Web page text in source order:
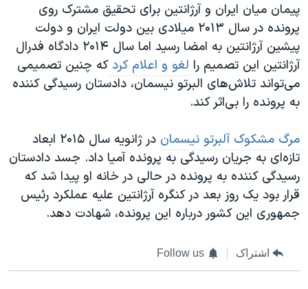
سفر پرزیدنت ترامپ به چین
پیمان میان ایران و آرژانتین برای تحقیق مشترک روی
پرونده در سال ۲۰۱۳ میلادی بین دولت ایران و دولت
پیشین آرژانتین به امضا رسید اما سال ۲۰۱۴ دادگاه فدرال
آرژانتین این تصمیم را لغو و اعلام کردکه چنین تصمیمی
می‌تواند تلاش‌های البرتو نیسمان، دادستان رسیدگی کننده
به پرونده را بی‌اثر کند.
مرگ مشکوک آلبرتو نیسمان
در ژانویه سال ۲۰۱۵ ابعاد
تازه‌ای به جریان رسیدگی به پرونده آمیا داد. جسد دادستان
رسیدگی کننده به پرونده در حالی در خانه او پیدا شد که
قرار بود یک روز بعد در کنگره آرژانتین علیه عملکرد رئیس
جمهوری این کشور درباره این پرونده، شهادت دهد.
اشتراک Follow us